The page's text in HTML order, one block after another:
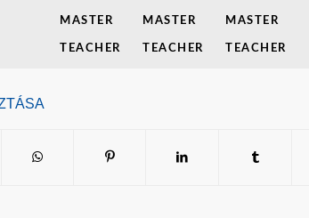
MASTER
TEACHER
MASTER
TEACHER
MASTER
TEACHER